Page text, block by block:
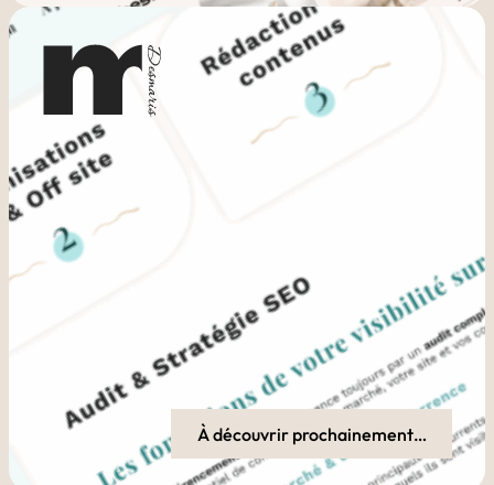
À découvrir prochainement…